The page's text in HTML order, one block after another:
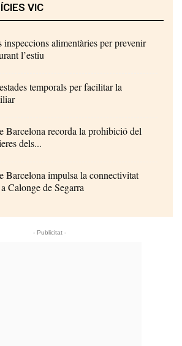
VIC
inspeccions alimentàries per prevenir
l’estiu
temporals per facilitar la
Barcelona recorda la prohibició del
dels...
Barcelona impulsa la connectivitat
Calonge de Segarra
- Publicitat -